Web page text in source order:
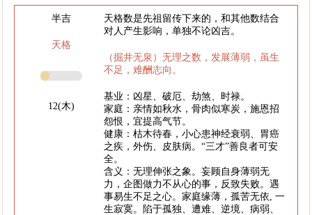
半吉
天格
12(木)
天格数是先祖留传下来的，和其他数结合
对人产生影响，单独不论凶吉。
（掘井无泉）无理之数，发展薄弱，虽生
不足，难酬志向。
基业：凶星、破厄、劫煞、时禄。
家庭：亲情如秋水，骨肉似寒炭，施恩招
怨恨，宜提高气节。
健康：枯木待春，小心患神经衰弱、胃癌
之疾，外伤、皮肤病。“三才”善良者可安
全。
含义：无理伸张之象。妄顾自身薄弱无
力，企图做力不从心的事，反致失败。遇
事易生不足之心。家庭缘薄，孤苦无依, 一
生寂寞。陷于孤独、遭难、逆境、病弱、